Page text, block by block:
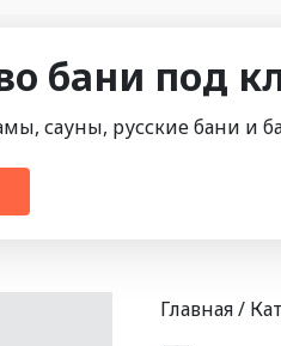
бани под
сауны, русские бани и
Главная/